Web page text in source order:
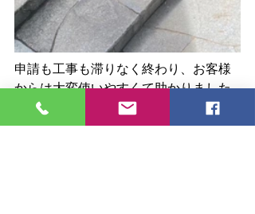
申請も工事も滞りなく終わり、お客様
からは大変使いやすくて助かりました
との
お言葉をいただきました。